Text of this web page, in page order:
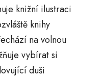
knižní ilustraci
knihy
na volnou
vybírat si
duši